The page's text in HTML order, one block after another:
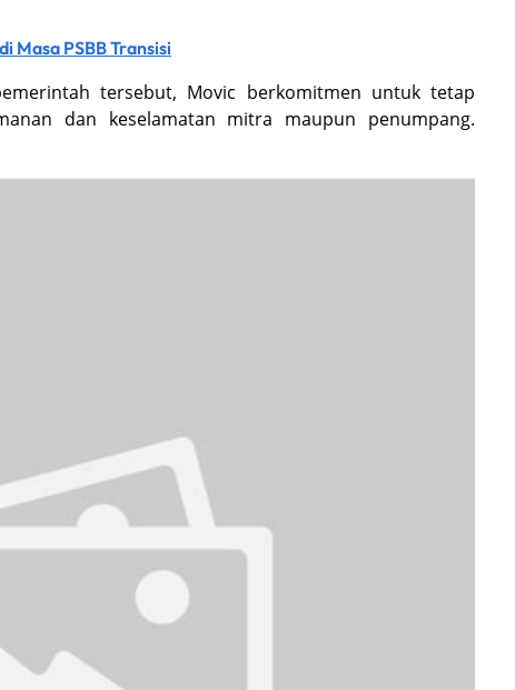
Masa PSBB Transisi
tersebut, Movic berkomitmen untuk tetap
dan keselamatan mitra maupun penumpang.